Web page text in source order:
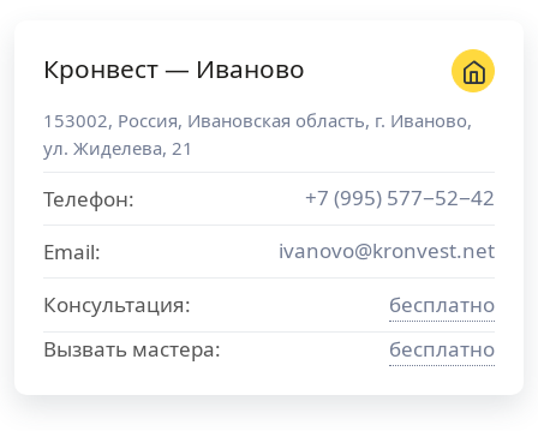
Кронвест — Иваново
153002, Россия, Ивановская область, г. Иваново,
ул. Жиделева, 21
Телефон:
+7 (995) 577−52−42
Email:
ivanovo@kronvest.net
Консультация:
бесплатно
Вызвать мастера:
бесплатно